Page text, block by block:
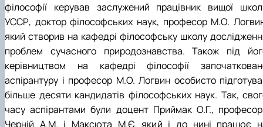
філософії керував заслужений працівник вищої
УССР, доктор філософських наук, професор М.О.
який створив на кафедрі філософську школу
проблем сучасного природознавства. Також під
керівництвом на кафедрі філософії
аспірантуру і професор М.О. Логвин особисто
більше десяти кандидатів філософських наук. Так,
часу аспірантами були доцент Приймак О.Г.,
Черній А.М. і Максюта М.Є. який і до нині працює